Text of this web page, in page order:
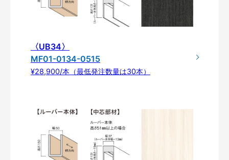
〈UB34〉
MF01-0134-0515
¥28,900/本（最低発注数量は30本）